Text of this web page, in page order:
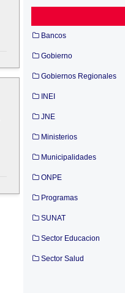
Bancos
Gobierno
Gobiernos Regionales
INEI
JNE
Ministerios
Municipalidades
ONPE
Programas
SUNAT
Sector Educacion
Sector Salud